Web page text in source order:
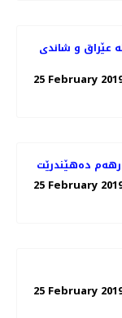
عێراق و شاندی
25 February
ده‌هێندرێت
25 February
25 February